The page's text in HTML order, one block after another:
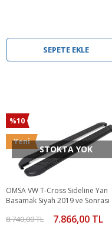
SEPETE EKLE
%10
Yeni
STOKTA YOK
OMSA VW T-Cross Sideline Yan
Basamak Siyah 2019 ve Sonrası
8.740,00 TL 7.866,00 TL